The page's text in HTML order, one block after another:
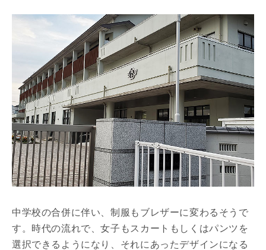
中学校の合併に伴い、制服もブレザーに変わるそうで
す。時代の流れで、女子もスカートもしくはパンツを
選択できるようになり、それにあったデザインになる